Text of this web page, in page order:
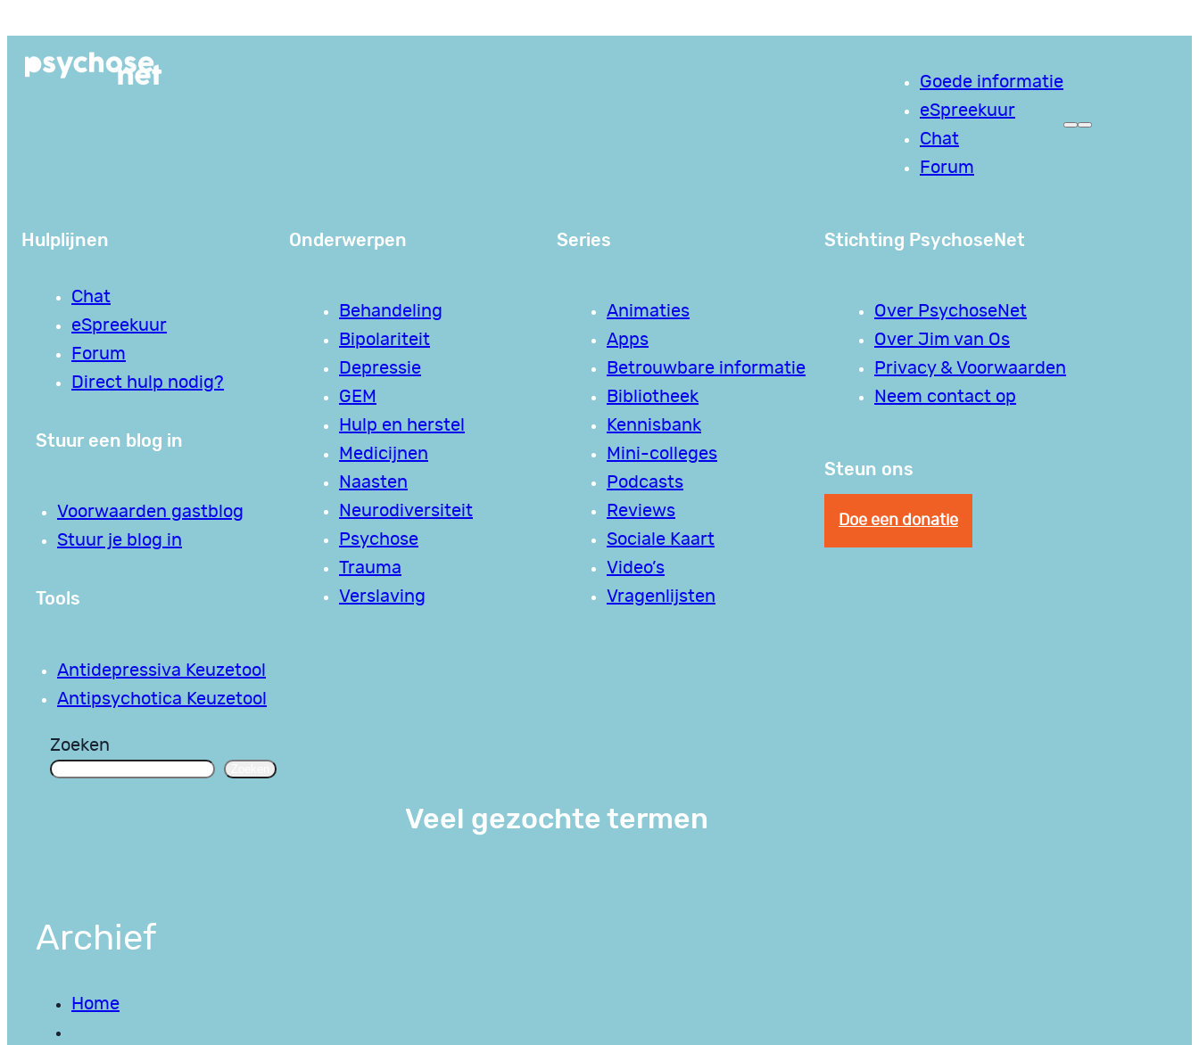
de
Goede informatie
eSpreekuur
Chat
Forum
Hulplijnen
Chat
eSpreekuur
Forum
Direct hulp nodig?
Stuur een blog in
Voorwaarden gastblog
Stuur je blog in
Tools
Antidepressiva Keuzetool
Antipsychotica Keuzetool
Onderwerpen
Behandeling
Bipolariteit
Depressie
GEM
Hulp en herstel
Medicijnen
Naasten
Neurodiversiteit
Psychose
Trauma
Verslaving
Series
Animaties
Apps
Betrouwbare informatie
Bibliotheek
Kennisbank
Mini-colleges
Podcasts
Reviews
Sociale Kaart
Video’s
Vragenlijsten
Stichting PsychoseNet
Over PsychoseNet
Over Jim van Os
Privacy & Voorwaarden
Neem contact op
Steun ons
Doe een donatie
Zoeken
Veel gezochte termen
Archief
Home